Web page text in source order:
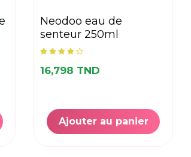
neodoo eau de
senteur 250ml
16,798 TND
Ajouter au panier